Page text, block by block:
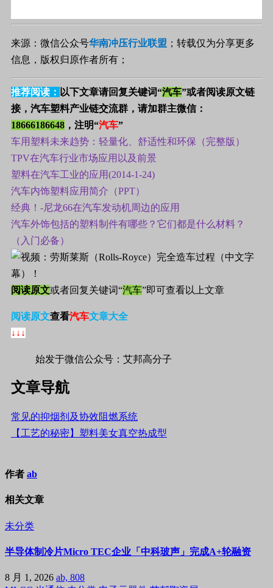
来源：微信公众号华南冲压行业联盟 ；转载仅为分享更多
信息，版权归原作者所有；
推荐阅读： 以下文章请回复关键词“汽车”或者阅读原文链
接，汽车塑料产业链交流群，请加群主微信：
18666186648 ，注明“汽车”
车用塑料未来趋势：轻量化、舒适性和环保（完整版）
TPV在汽车行业市场应用以及前景
塑料在汽车工业的应用(2014-1-24)
汽车内饰塑料应用简介（PPT）
经典！-尼龙66在汽车发动机周边的应用
汽车外饰包括的塑料制件有哪些？它们都是什么材料？
（入门必备）
阅读原文或者回复关键词“汽车”即可查看以上文章
阅读原文查看汽车文章大全
↓↓↓
始发于微信公众号：艾邦高分子
文章导航
常见的抑烟剂及协效阻燃系统
【工艺的秘密】塑料美女真空热成型
作者 ab
相关文章
未分类
半导体制冷片Micro TEC企业「中科玻声」完成A+轮融资
8 月 1, 2026 ab, 808